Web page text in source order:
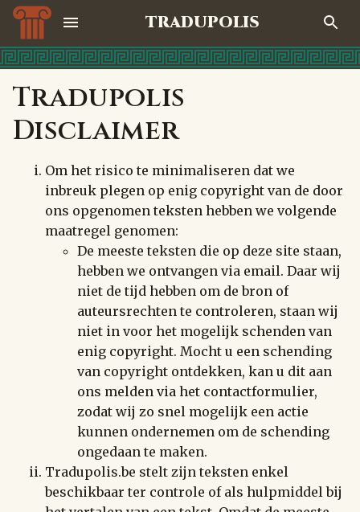
TRADUPOLIS
Tradupolis
Disclaimer
Om het risico te minimaliseren dat we
inbreuk plegen op enig copyright van de door
ons opgenomen teksten hebben we volgende
maatregel genomen:
De meeste teksten die op deze site staan,
hebben we ontvangen via email. Daar wij
niet de tijd hebben om de bron of
auteursrechten te controleren, staan wij
niet in voor het mogelijk schenden van
enig copyright. Mocht u een schending
van copyright ontdekken, kan u dit aan
ons melden via het contactformulier,
zodat wij zo snel mogelijk een actie
kunnen ondernemen om de schending
ongedaan te maken.
Tradupolis.be stelt zijn teksten enkel
beschikbaar ter controle of als hulpmiddel bij